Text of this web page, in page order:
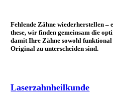
Fehlende Zähne wieder­herstellen
these, wir finden ge­meinsam die
damit Ihre Zähne sowohl funktional
Ori­ginal zu unter­scheiden sind.
Laserzahn­heilkunde